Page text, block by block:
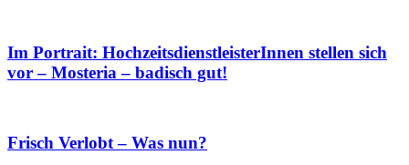
Im Portrait: HochzeitsdienstleisterInnen stellen sich
vor – Mosteria – badisch gut!
Frisch Verlobt – Was nun?